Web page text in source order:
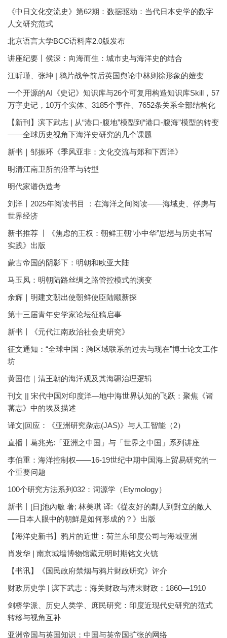
《中日文化交流史》第62期：数据驱动：当代日本史学的数字
人文研究范式
北京语言大学BCC语料库2.0版发布
讲座纪要丨侯深：向海而生：城市史与海洋史的结合
江昕瑾、张坤 | 鸦片战争前后英国舆论中林则徐形象的嬗变
一个开源的AI《史记》知识库与26个可复用构造知识库Skill，57
万字史记，10万个实体、3185个事件、7652条关系全部结构化
【新刊】滨下武志 | 从“港口-腹地”模型到“港口-腹海”模型的转变
——全球历史视角下海洋史研究的几个课题
新书｜邹振环《季风亚非：文化交流与郑和下西洋》
明清江南卫所的沿革与转型
明代家谱伪造考
刘洋丨2025年阅读书目 ：在海洋之间阅读——海域史、俘虏与
世界经济
新书推荐 丨《焦虑的王权：朝鲜王朝“小中华”思想与历史书写
实践》出版
蒙古帝国的阴影下：明朝和欧亚大陆
马玉凤：明朝陆路丝绸之路管控模式的演变
余辉｜明建文朝出使朝鲜使臣陆颙新探
第十三届青年史学家论坛征稿启事
新书丨《元代江南政治社会史研究》
征文通知：“全球中国：跨区域联系的过去与现在”博士论文工作
坊
黄国信｜清王朝的海洋观及其海疆治理逻辑
刊文 || 宋代中国对印度洋—地中海世界认知的飞跃：聚焦《诸
蕃志》中的埃及描述
译文|回应：《亚洲研究杂志(JAS)》与人工智能（2）
直播丨葛兆光:「亚洲之中国」与「世界之中国」系列讲座
李伯重：海洋控制权——16-19世纪中期中国海上贸易研究的一
个重要问题
100个研究方法系列032：词源学（Etymology）
新书丨[日]池內敏 著; 林美琪 译:《從友好的鄰人到對立的敵人
──日本人眼中的朝鮮是如何形成的？》出版
【海洋史新书】鸦片的近世：荷兰东印度公司与海域亚洲
肖发华 | 南京城墙博物馆藏元明时期铭文火铳
【书讯】《国民政府禁烟与鸦片财政研究》评介
财政历史学 | 滨下武志：海关财政与清末财政：1860—1910
剑桥学派、历史人类学、庶民研究：印度近现代史研究的范式
转移与视角互补
亚洲帝国与英国知识：中国与英帝国扩张的网络